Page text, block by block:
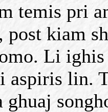
temis pri
post kiam
Li
aspiris lin.
ghuaj